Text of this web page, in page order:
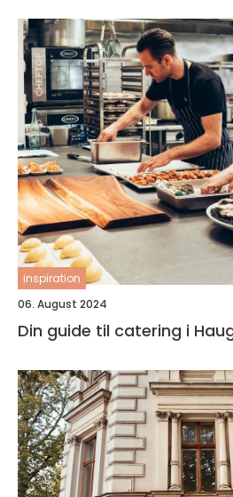
inspiration
06. August 2024
Din guide til catering i